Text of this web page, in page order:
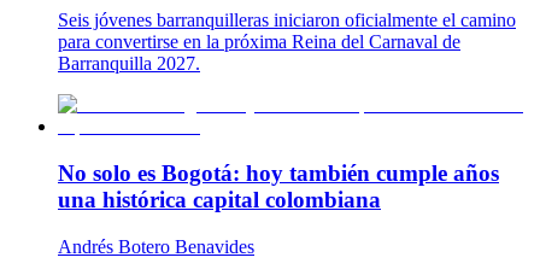
Seis jóvenes barranquilleras iniciaron oficialmente el camino
para convertirse en la próxima Reina del Carnaval de
Barranquilla 2027.
No solo es Bogotá: hoy también cumple años
una histórica capital colombiana
Andrés Botero Benavides